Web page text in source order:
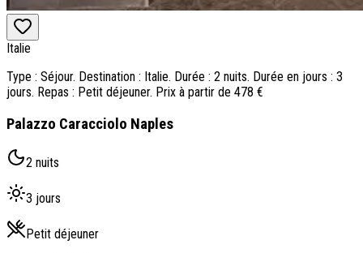
Italie
Type : Séjour. Destination : Italie. Durée : 2 nuits. Durée en jours : 3
jours. Repas : Petit déjeuner. Prix à partir de 478 €
Palazzo Caracciolo Naples
2 nuits
3 jours
Petit déjeuner